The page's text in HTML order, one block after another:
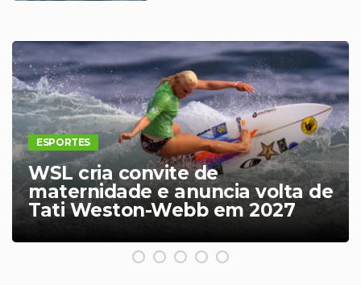
ESPORTES
Com 9 gols no ano, Calleri deixa
2025 de lesões para trás e mira
artilharia